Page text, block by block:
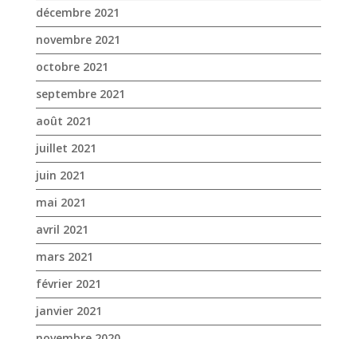
juillet 2021
juin 2021
mai 2021
avril 2021
mars 2021
février 2021
janvier 2021
novembre 2020
octobre 2020
septembre 2020
août 2020
juillet 2020